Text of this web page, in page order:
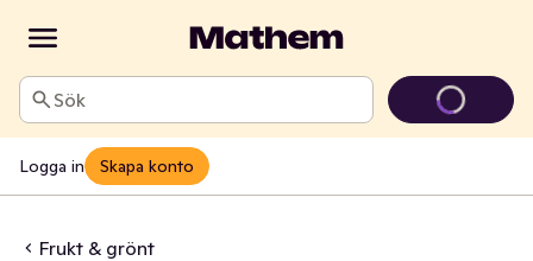
Sök
Logga in Skapa konto
Frukt & grönt